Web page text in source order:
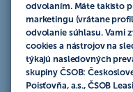
odvolaním. Máte takisto
marketingu (vrátane
odvolanie súhlasu. Vami
cookies a nástrojov na
týkajú nasledovných
skupiny ČSOB:
Poisťovňa, a.s., ČSOB
Čo dosiahnete, ak si
príjmu